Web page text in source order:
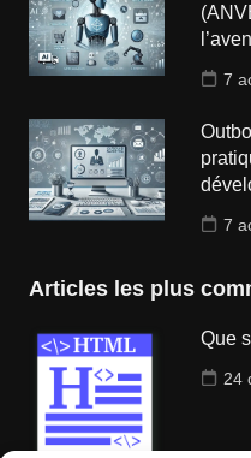
7
7
Articles les plus
Que
24